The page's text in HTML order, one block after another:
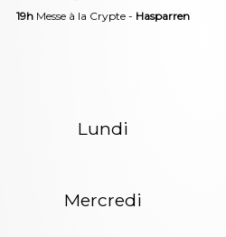
19h Messe à la Crypte - Hasparren
Lundi
Mercredi